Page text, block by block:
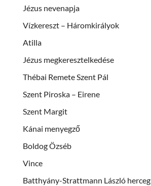
Jézus nevenapja
Vízkereszt – Háromkirályok
Atilla
Jézus megkeresztelkedése
Thébai Remete Szent Pál
Szent Piroska – Eirene
Szent Margit
Kánai menyegző
Boldog Özséb
Vince
Batthyány-Strattmann László herceg